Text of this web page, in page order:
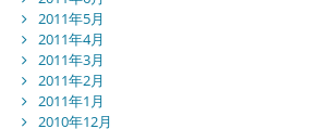
2011年5月
2011年4月
2011年3月
2011年2月
2011年1月
2010年12月